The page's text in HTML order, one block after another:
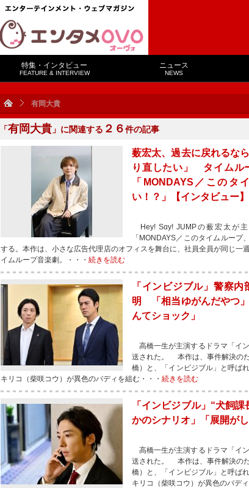
特集・インタビュー
FEATURE & INTERVIEW
ニュース
NEWS
有岡大貴
「有岡大貴 」に関連する ２６件の記事
薮宏太、過去に戻れるな
り直したい」 タイムル
「MONDAYS／この
い！？」【インタビュー】
Hey! Sɑy! JUMPの薮宏太が主
「MONDAYS／このタイムルー
する。本作は、小さな広告代理店のオフィスを舞台に、社員全員が同じ一
イムループ音楽劇。・・・ 続きを読む
「インビジブル」警察
明 「相当ゆがんだやつ
んてショック」
高橋一生が主演するドラマ「イ
送された。 本作は、事件解決の
橋）と、「インビジブル」と呼ば
キリコ（柴咲コウ）が異色のバディを組む・・・ 続きを読む
「インビジブル」“犬飼
かのシナリオ」「展開がし
高橋一生が主演するドラマ「イ
送された。 本作は、事件解決の
橋）と、「インビジブル」と呼ば
キリコ（柴咲コウ）が異色のバデ